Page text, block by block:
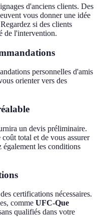
d'anciens clients. Des
vous donner une idée
si des clients
de l'intervention.
personnelles d'amis
orienter vers des
un devis préliminaire.
total et de vous assurer
les conditions
certifications nécessaires.
comme UFC-Que
qualifiés dans votre